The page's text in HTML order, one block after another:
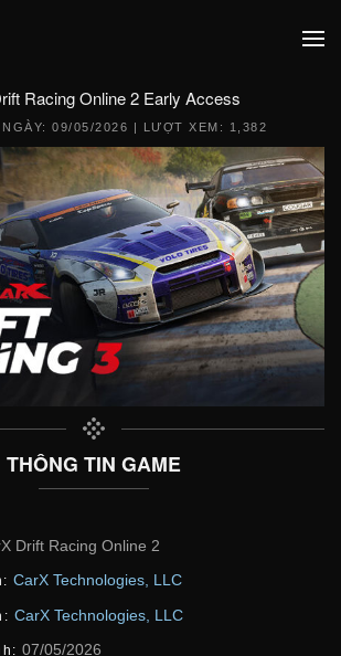
Racing Online 2 Early Access
NGÀY:09/05/2026 | LƯỢT XEM: 1,382
THÔNG TIN GAME
Drift Racing Online 2
CarX Technologies, LLC
CarX Technologies, LLC
07/05/2026